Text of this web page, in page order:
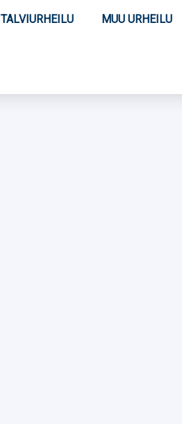
TALVIURHEILU MUU URHEILU